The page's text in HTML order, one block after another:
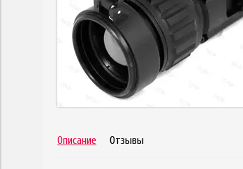
Описание Отзывы